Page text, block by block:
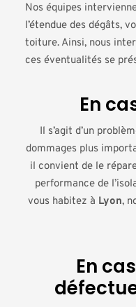
Nos équipes
l’étendue des dégâts,
toiture. Ainsi, nous
ces éventualités se
En
Il s’agit d’un
dommages plus
il convient de le
performance de
vous habitez à Lyon,
En